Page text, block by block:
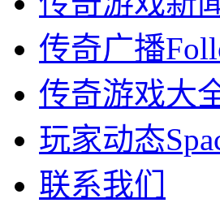
传奇广播
传奇游戏大
玩家动态
联系我们